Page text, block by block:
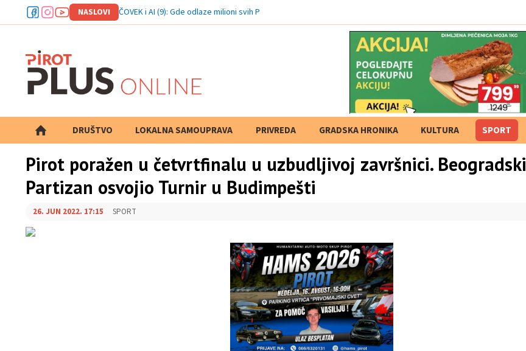
NASLOVI ČOVEK i AI (9): Gde odlaze milioni svih Piroćanaca? Kako su
DRUŠTVO LOKALNA SAMOUPRAVA PRIVREDA GRADSKA HRONIKA KULTURA SPORT
PRETRAGA
Pirot poražen u četvrtfinalu u uzbudljivoj završnici. Beogradski
Partizan osvojio Turnir u Budimpešti
26. JUN 2022. 17:15 SPORT